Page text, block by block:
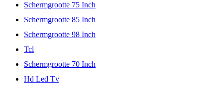
Schermgrootte 75 Inch
Schermgrootte 85 Inch
Schermgrootte 98 Inch
Tcl
Schermgrootte 70 Inch
Hd Led Tv